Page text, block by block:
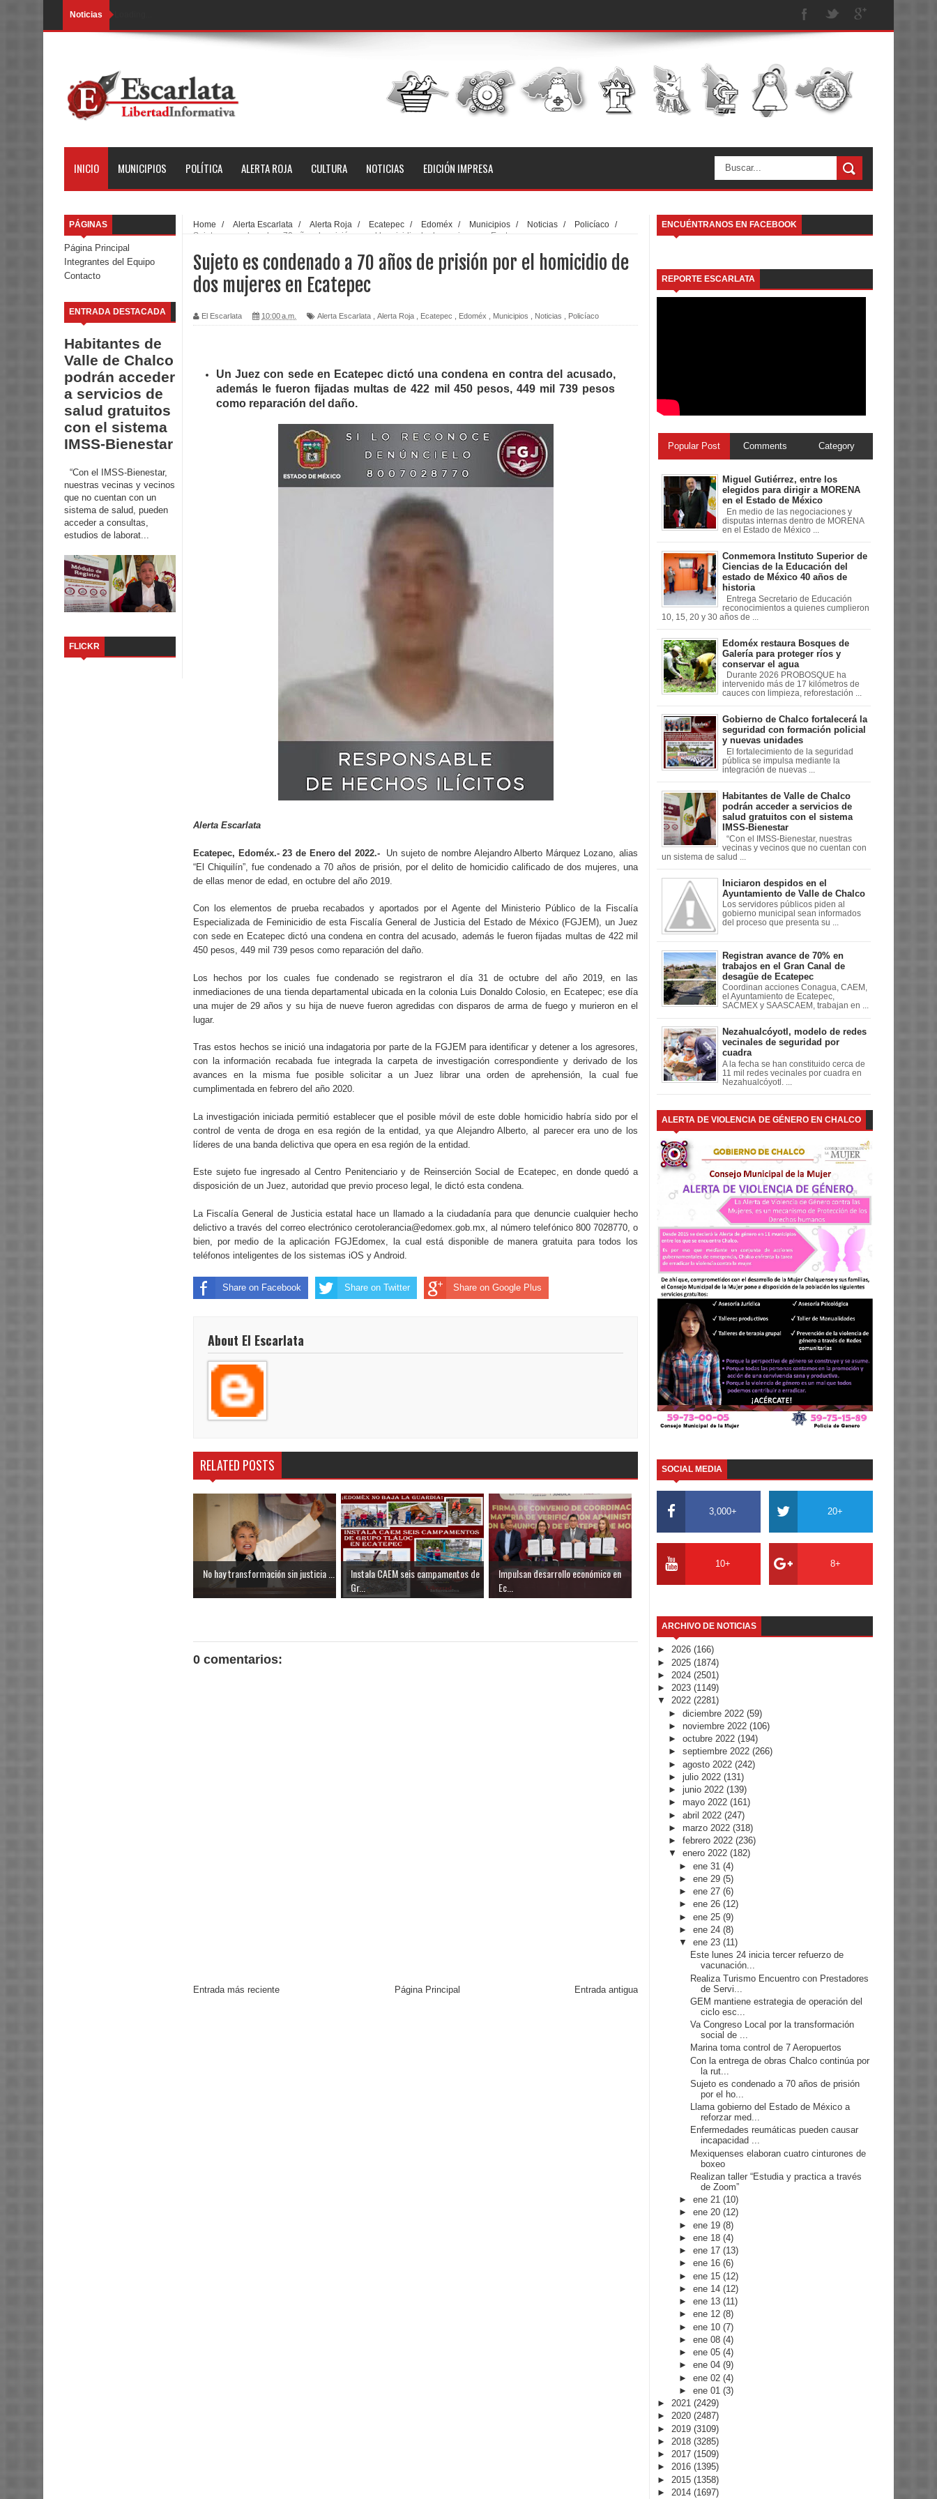
Noticias
INICIO MUNICIPIOS POLÍTICA ALERTA ROJA CULTURA NOTICIAS EDICIÓN IMPRESA
PÁGINAS
Página Principal
Integrantes del Equipo
Contacto
ENTRADA DESTACADA
Habitantes de
Valle de Chalco
podrán acceder
a servicios de
salud gratuitos
con el sistema
IMSS-Bienestar
“Con el IMSS-Bienestar,
nuestras vecinas y vecinos
que no cuentan con un
sistema de salud, pueden
acceder a consultas,
estudios de laborat...
FLICKR
Home / Alerta Escarlata / Alerta Roja / Ecatepec / Edoméx / Municipios / Noticias / Policíaco
/
Sujeto es condenado a 70 años de prisión por el homicidio de dos mujeres en Ecatepec
Sujeto es condenado a 70 años de prisión por el homicidio de
dos mujeres en Ecatepec
El Escarlata 10:00 a.m. Alerta Escarlata Alerta Roja Ecatepec Edoméx Municipios Noticias Policíaco
Un Juez con sede en Ecatepec dictó una condena en contra del acusado,
además le fueron fijadas multas de 422 mil 450 pesos, 449 mil 739 pesos
como reparación del daño.
Alerta Escarlata
Ecatepec, Edoméx.- 23 de Enero del 2022.-
Un sujeto de nombre Alejandro Alberto Márquez Lozano, alias
“El Chiquilín”, fue condenado a 70 años de prisión, por el delito de homicidio calificado de dos mujeres, una
de ellas menor de edad, en octubre del año 2019.
Con los elementos de prueba recabados y aportados por el Agente del Ministerio Público de la Fiscalía
Especializada de Feminicidio de esta Fiscalía General de Justicia del Estado de México (FGJEM), un Juez
con sede en Ecatepec dictó una condena en contra del acusado, además le fueron fijadas multas de 422 mil
450 pesos, 449 mil 739 pesos como reparación del daño.
Los hechos por los cuales fue condenado se registraron el día 31 de octubre del año 2019, en las
inmediaciones de una tienda departamental ubicada en la colonia Luis Donaldo Colosio, en Ecatepec; ese día
una mujer de 29 años y su hija de nueve fueron agredidas con disparos de arma de fuego y murieron en el
lugar.
Tras estos hechos se inició una indagatoria por parte de la FGJEM para identificar y detener a los agresores,
con la información recabada fue integrada la carpeta de investigación correspondiente y derivado de los
avances en la misma fue posible solicitar a un Juez librar una orden de aprehensión, la cual fue
cumplimentada en febrero del año 2020.
La investigación iniciada permitió establecer que el posible móvil de este doble homicidio habría sido por el
control de venta de droga en esa región de la entidad, ya que Alejandro Alberto, al parecer era uno de los
líderes de una banda delictiva que opera en esa región de la entidad.
Este sujeto fue ingresado al Centro Penitenciario y de Reinserción Social de Ecatepec, en donde quedó a
disposición de un Juez, autoridad que previo proceso legal, le dictó esta condena.
La Fiscalía General de Justicia estatal hace un llamado a la ciudadanía para que denuncie cualquier hecho
delictivo a través del correo electrónico cerotolerancia@edomex.gob.mx, al número telefónico 800 7028770, o
bien, por medio de la aplicación FGJEdomex, la cual está disponible de manera gratuita para todos los
teléfonos inteligentes de los sistemas iOS y Android.
Share on Facebook Share on Twitter Share on Google Plus
About El Escarlata
RELATED POSTS
No hay transformación sin justicia ...
Instala CAEM seis campamentos de
Gr...
Impulsan desarrollo económico en
Ec...
0 comentarios:
Entrada más reciente Entrada antigua
Página Principal
ENCUÉNTRANOS EN FACEBOOK
REPORTE ESCARLATA
Popular Post Comments Category
Miguel Gutiérrez, entre los
elegidos para dirigir a MORENA
en el Estado de México
En medio de las negociaciones y
disputas internas dentro de MORENA
en el Estado de México ...
Conmemora Instituto Superior de
Ciencias de la Educación del
estado de México 40 años de
historia
Entrega Secretario de Educación
reconocimientos a quienes cumplieron
10, 15, 20 y 30 años de ...
Edoméx restaura Bosques de
Galería para proteger ríos y
conservar el agua
Durante 2026 PROBOSQUE ha
intervenido más de 17 kilómetros de
cauces con limpieza, reforestación ...
Gobierno de Chalco fortalecerá la
seguridad con formación policial
y nuevas unidades
El fortalecimiento de la seguridad
pública se impulsa mediante la
integración de nuevas ...
Habitantes de Valle de Chalco
podrán acceder a servicios de
salud gratuitos con el sistema
IMSS-Bienestar
“Con el IMSS-Bienestar, nuestras
vecinas y vecinos que no cuentan con
un sistema de salud ...
Iniciaron despidos en el
Ayuntamiento de Valle de Chalco
Los servidores públicos piden al
gobierno municipal sean informados
del proceso que presenta su ...
Registran avance de 70% en
trabajos en el Gran Canal de
desagüe de Ecatepec
Coordinan acciones Conagua, CAEM,
el Ayuntamiento de Ecatepec,
SACMEX y SAASCAEM, trabajan en ...
Nezahualcóyotl, modelo de redes
vecinales de seguridad por
cuadra
A la fecha se han constituido cerca de
11 mil redes vecinales por cuadra en
Nezahualcóyotl. ...
ALERTA DE VIOLENCIA DE GÉNERO EN CHALCO
SOCIAL MEDIA
3,000+ 20+
10+ 8+
ARCHIVO DE NOTICIAS
► 2026 (166)
► 2025 (1874)
► 2024 (2501)
► 2023 (1149)
▼ 2022 (2281)
► diciembre 2022 (59)
► noviembre 2022 (106)
► octubre 2022 (194)
► septiembre 2022 (266)
► agosto 2022 (242)
► julio 2022 (131)
► junio 2022 (139)
► mayo 2022 (161)
► abril 2022 (247)
► marzo 2022 (318)
► febrero 2022 (236)
▼ enero 2022 (182)
►ene 31(4)
►ene 29(5)
►ene 27(6)
►ene 26(12)
►ene 25(9)
►ene 24(8)
▼ene 23(11)
Este lunes 24 inicia tercer refuerzo de
vacunación...
Realiza Turismo Encuentro con Prestadores
de Servi...
GEM mantiene estrategia de operación del
ciclo esc...
Va Congreso Local por la transformación
social de ...
Marina toma control de 7 Aeropuertos
Con la entrega de obras Chalco continúa por
la rut...
Sujeto es condenado a 70 años de prisión
por el ho...
Llama gobierno del Estado de México a
reforzar med...
Enfermedades reumáticas pueden causar
incapacidad ...
Mexiquenses elaboran cuatro cinturones de
boxeo
Realizan taller “Estudia y practica a través
de Zoom”
►ene 21(10)
►ene 20(12)
►ene 19(8)
►ene 18(4)
►ene 17(13)
►ene 16(6)
►ene 15(12)
►ene 14(12)
►ene 13(11)
►ene 12(8)
►ene 10(7)
►ene 08(4)
►ene 05(4)
►ene 04(9)
►ene 02(4)
►ene 01(3)
► 2021 (2429)
► 2020 (2487)
► 2019 (3109)
► 2018 (3285)
► 2017 (1509)
► 2016 (1395)
► 2015 (1358)
► 2014 (1697)